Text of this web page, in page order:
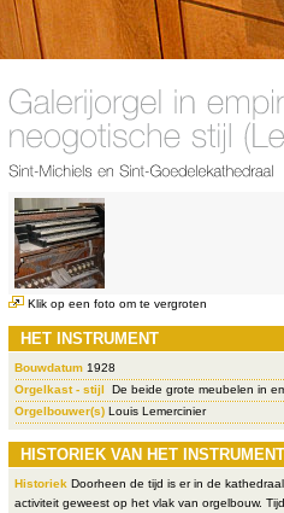
Klik op een foto om te vergroten
HET INSTRUMENT
Bouwdatum 1928
Orgelkast - stijl
De beide grote meubelen in
Orgelbouwer(s) Louis Lemercinier
HISTORIEK VAN HET INSTRUMENT
Historiek Doorheen de tijd is er in de
activiteit geweest op het vlak van orgelbouw.